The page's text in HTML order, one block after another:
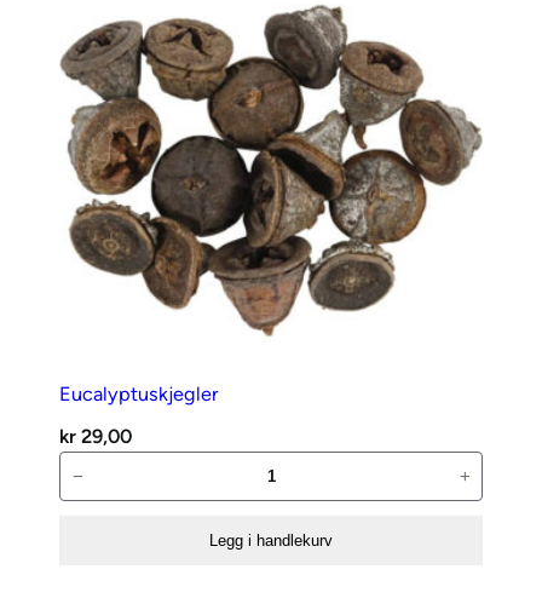
Eucalyptuskjegler
kr 29,00
antall
− +
Legg i handlekurv